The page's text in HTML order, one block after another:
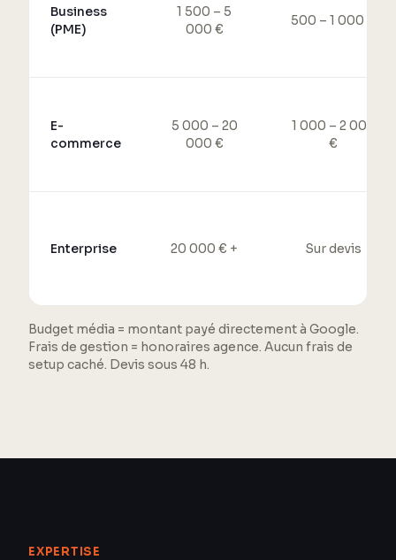
Business
(PME)
1 500 – 5
000 €
500 – 1 000 €
E-
commerce
5 000 – 20
000 €
1 000 – 2 000
€
Enterprise 20 000 € + Sur devis
Budget média = montant payé directement à Google.
Frais de gestion = honoraires agence. Aucun frais de
setup caché. Devis sous 48 h.
EXPERTISE